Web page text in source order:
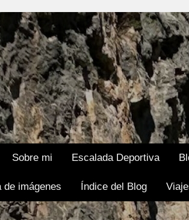
Sobre mi Escalada Deportiva
de imágenes Índice del Blog